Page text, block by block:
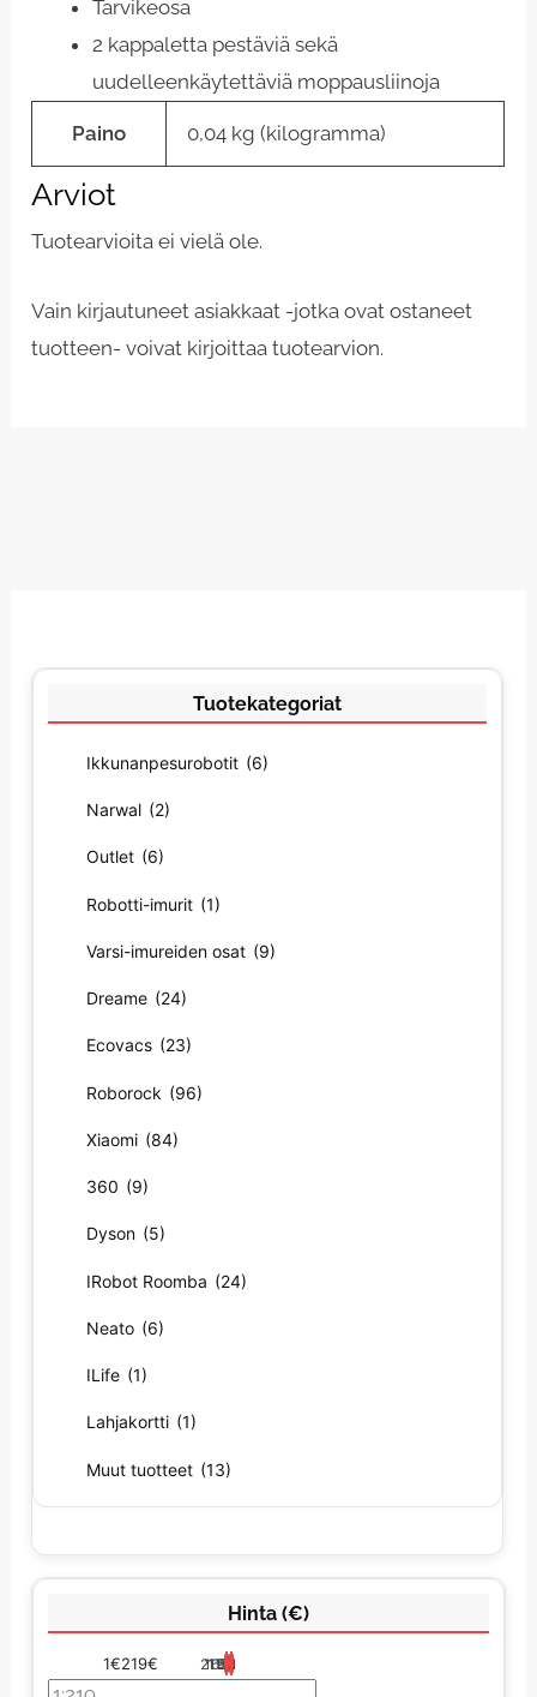
Tuotekategoriat
Ikkunanpesurobotit (6)
Narwal (2)
Outlet (6)
Robotti-imurit (1)
Varsi-imureiden osat (9)
Dreame (24)
Ecovacs (23)
Roborock (96)
Xiaomi (84)
360 (9)
Dyson (5)
IRobot Roomba (24)
Neato (6)
ILife (1)
Lahjakortti (1)
Muut tuotteet (13)
Hinta (€)
1€219€ 1
56
110
165
219
Tarvikeosa
2 kappaletta pestäviä sekä
uudelleenkäytettäviä moppausliinoja
Paino 0,04 kg (kilogramma)
Arviot
Tuotearvioita ei vielä ole.
Vain kirjautuneet asiakkaat -jotka ovat ostaneet
tuotteen- voivat kirjoittaa tuotearvion.